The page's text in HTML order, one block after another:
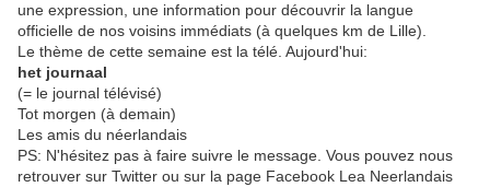
une expression, une information pour découvrir la langue
officielle de nos voisins immédiats (à quelques km de Lille).
Le thème de cette semaine est la télé. Aujourd'hui:
het journaal
(= le journal télévisé)
Tot morgen (à demain)
Les amis du néerlandais
PS: N'hésitez pas à faire suivre le message. Vous pouvez nous
retrouver sur Twitter ou sur la page Facebook Lea Neerlandais